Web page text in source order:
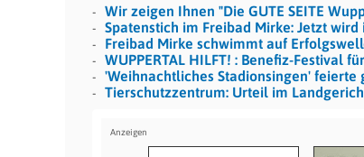
Wir zeigen Ihnen "Die GUTE SEITE
Spatenstich im Freibad Mirke: Jetzt
Freibad Mirke schwimmt auf
WUPPERTAL HILFT! : Benefiz-Festival
'Weihnachtliches Stadionsingen' feierte
Tierschutzzentrum: Urteil im